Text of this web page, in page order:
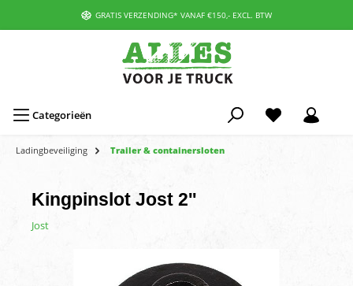
GRATIS VERZENDING* VANAF €150,- EXCL. BTW
Categorieën
Ladingbeveiliging Trailer & containersloten
Kingpinslot Jost 2''
Jost